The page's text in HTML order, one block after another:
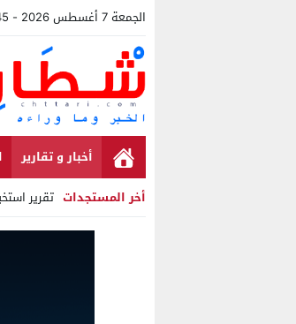
الجمعة 7 أغسطس 2026 - 14:45 مساءً
أخبار و تقارير
أخر المستجدات تقرير
Stop